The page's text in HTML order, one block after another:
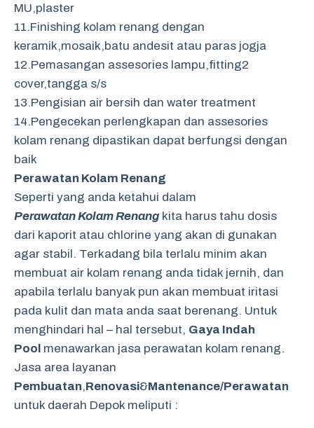
MU,plaster
11.Finishing kolam renang dengan
keramik,mosaik,batu andesit atau paras jogja
12.Pemasangan assesories lampu,fitting2
cover,tangga s/s
13.Pengisian air bersih dan water treatment
14.Pengecekan perlengkapan dan assesories
kolam renang dipastikan dapat berfungsi dengan
baik
Perawatan Kolam Renang
Seperti yang anda ketahui dalam
Perawatan Kolam Renang kita harus tahu dosis
dari kaporit atau chlorine yang akan di gunakan
agar stabil. Terkadang bila terlalu minim akan
membuat air kolam renang anda tidak jernih, dan
apabila terlalu banyak pun akan membuat iritasi
pada kulit dan mata anda saat berenang. Untuk
menghindari hal – hal tersebut, Gaya Indah
Pool menawarkan jasa perawatan kolam renang.
Jasa area layanan
Pembuatan,Renovasi&Mantenance/Perawatan
untuk daerah Depok meliputi :